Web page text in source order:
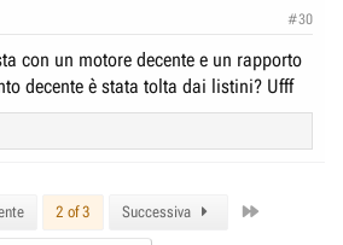
#30
con un motore decente e un rapporto
decente è stata tolta dai listini? Ufff
2 of 3 Successiva